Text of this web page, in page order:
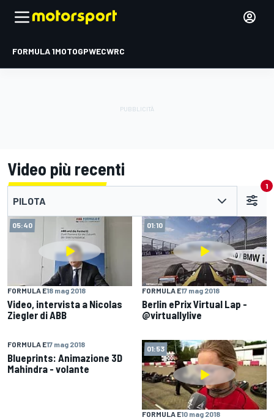
FORMULA 1MOTOGPWECWRC
Video più recenti
PILOTA
1
05:40
FORMULA E18 mag 2018
Video, intervista a Nicolas
Ziegler di ABB
01:10
FORMULA E17 mag 2018
Berlin ePrix Virtual Lap -
@virtuallylive
01:58
FORMULA E17 mag 2018
Blueprints: Animazione 3D
Mahindra - volante
01:53
FORMULA E10 mag 2018